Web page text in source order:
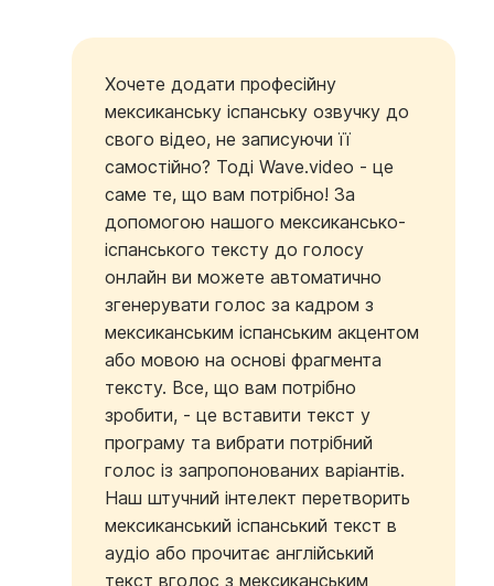
Хочете додати професійну
мексиканську іспанську озвучку до
свого відео, не записуючи її
самостійно? Тоді Wave.video - це
саме те, що вам потрібно! За
допомогою нашого мексикансько-
іспанського тексту до голосу
онлайн ви можете автоматично
згенерувати голос за кадром з
мексиканським іспанським акцентом
або мовою на основі фрагмента
тексту. Все, що вам потрібно
зробити, - це вставити текст у
програму та вибрати потрібний
голос із запропонованих варіантів.
Наш штучний інтелект перетворить
мексиканський іспанський текст в
аудіо або прочитає англійський
текст вголос з мексиканським